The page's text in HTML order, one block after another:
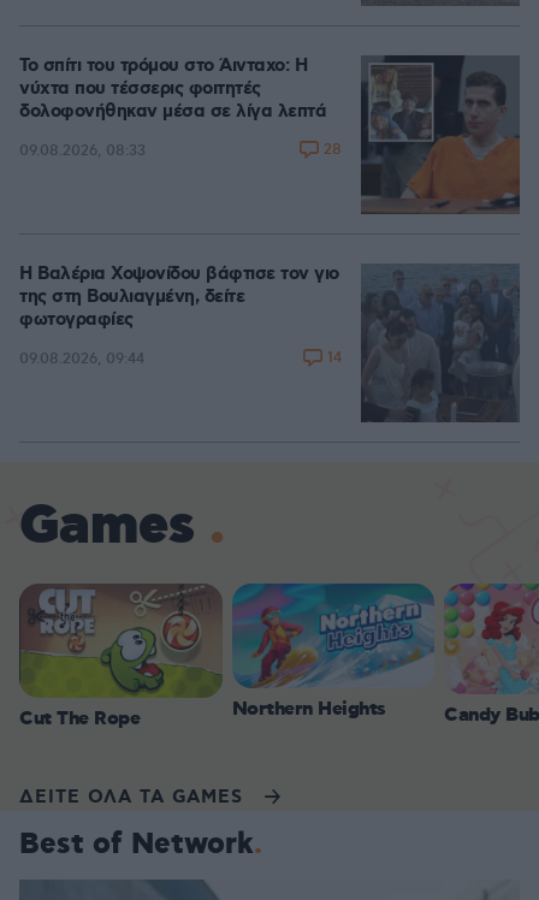
Το σπίτι του τρόμου στο Άινταχο: Η
νύχτα που τέσσερις φοιτητές
δολοφονήθηκαν μέσα σε λίγα λεπτά
09.08.2026, 08:33 28
Η Βαλέρια Χοψονίδου βάφτισε τον γιο
της στη Βουλιαγμένη, δείτε
φωτογραφίες
09.08.2026, 09:44 14
Games
Cut The Rope Northern Heights Candy
ΔΕΙΤΕ ΟΛΑ ΤΑ GAMES
Best of Network